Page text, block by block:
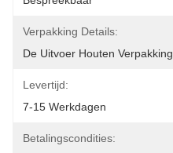
Verpakking Details:
De Uitvoer Houten Verpakking
Levertijd:
7-15 Werkdagen
Betalingscondities: